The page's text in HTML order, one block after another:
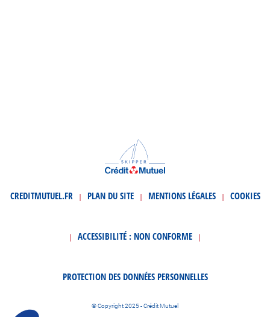
CREDITMUTUEL.FR | PLAN DU SITE | MENTIONS LÉGALES | COOKIES
| ACCESSIBILITÉ : NON CONFORME |
PROTECTION DES DONNÉES PERSONNELLES
© Copyright 2025 - Crédit Mutuel